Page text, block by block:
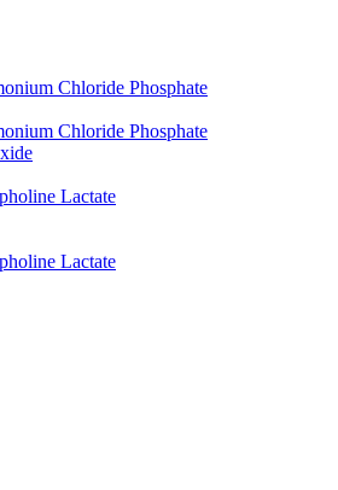
Chloride Phosphate
Chloride Phosphate
Lactate
Lactate